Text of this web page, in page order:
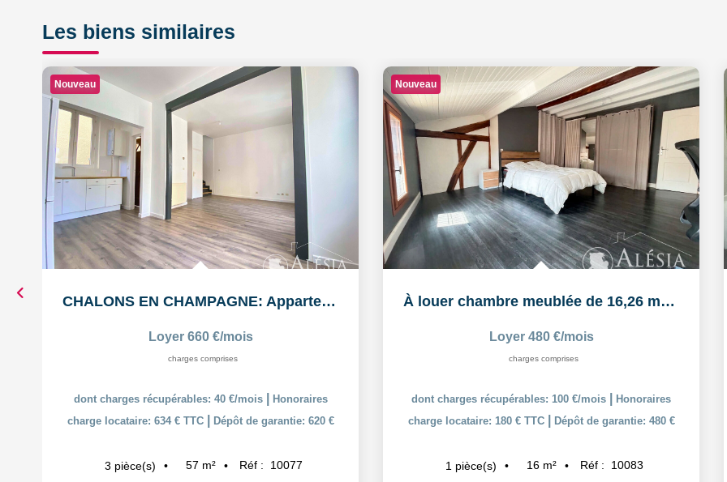
Les biens similaires
Nouveau
CHALONS EN CHAMPAGNE: Appartement T3 en duplex
Loyer 660 €/mois
charges comprises
dont charges récupérables: 40 €/mois
Honoraires
charge locataire: 634 € TTC
Dépôt de garantie: 620 €
3 pièce(s) 57 m² Réf : 10077
Nouveau
À louer chambre meublée de 16,26 m² dans un logement...
Loyer 480 €/mois
charges comprises
dont charges récupérables: 100 €/mois
Honoraires
charge locataire: 180 € TTC
Dépôt de garantie: 480 €
1 pièce(s) 16 m² Réf : 10083